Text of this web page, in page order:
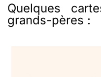
Quelques
grands-pères :